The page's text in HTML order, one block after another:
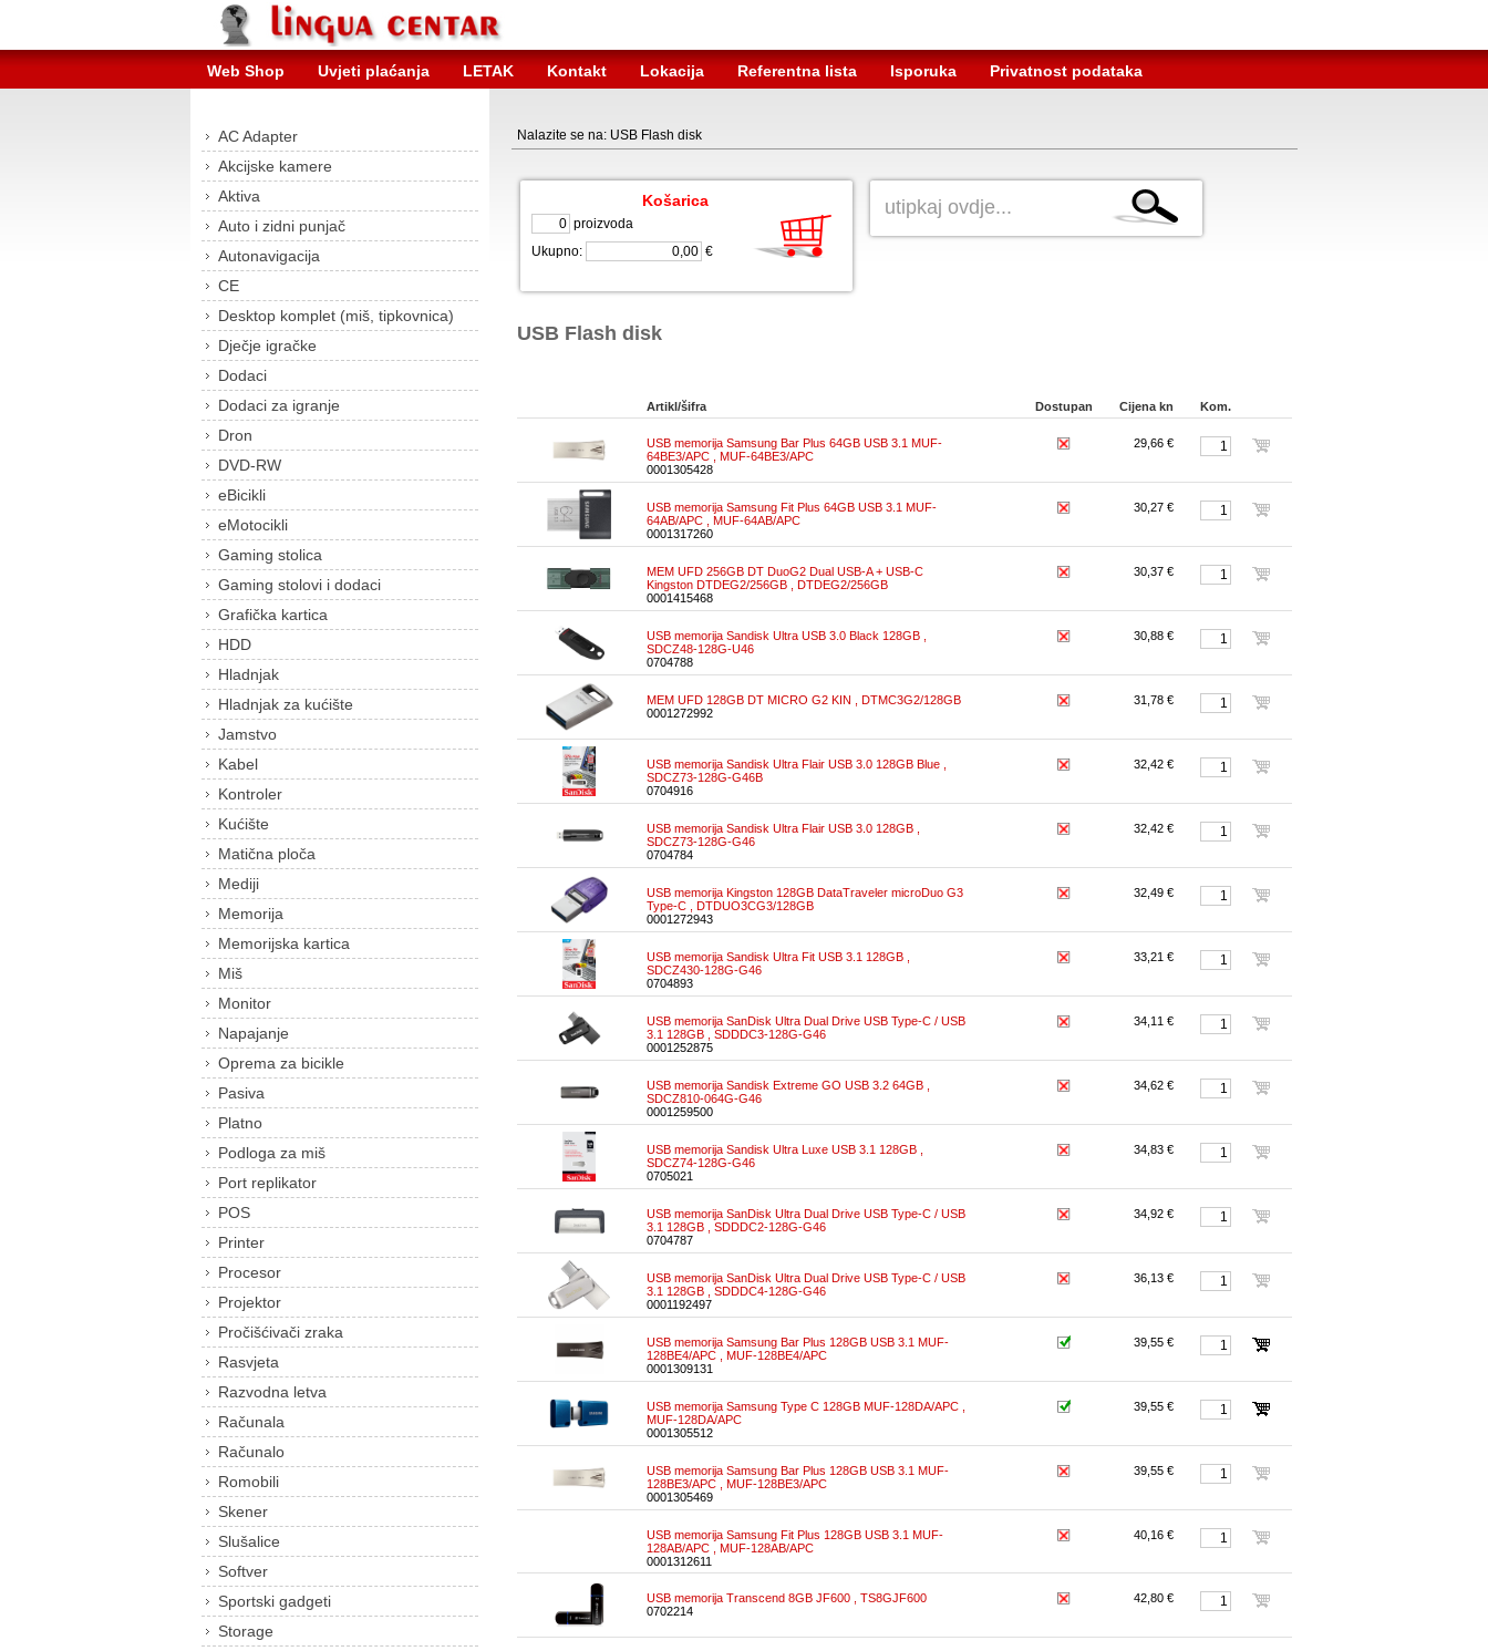
Web Shop Uvjeti plaćanja LETAK Kontakt Lokacija Referentna lista Isporuka Privatnost podataka
AC Adapter
Akcijske kamere
Aktiva
Auto i zidni punjač
Autonavigacija
CE
Desktop komplet (miš, tipkovnica)
Dječje igračke
Dodaci
Dodaci za igranje
Dron
DVD-RW
eBicikli
eMotocikli
Gaming stolica
Gaming stolovi i dodaci
Grafička kartica
HDD
Hladnjak
Hladnjak za kućište
Jamstvo
Kabel
Kontroler
Kućište
Matična ploča
Mediji
Memorija
Memorijska kartica
Miš
Monitor
Napajanje
Oprema za bicikle
Pasiva
Platno
Podloga za miš
Port replikator
POS
Printer
Procesor
Projektor
Pročišćivači zraka
Rasvjeta
Razvodna letva
Računala
Računalo
Romobili
Skener
Slušalice
Softver
Sportski gadgeti
Storage
Nalazite se na: USB Flash disk
Košarica
proizvoda
Ukupno:
€
USB Flash disk
Artikl/šifra Dostupan Cijena kn Kom.
USB memorija Samsung Bar Plus 64GB USB 3.1 MUF-
64BE3/APC , MUF-64BE3/APC
0001305428
29,66 €
USB memorija Samsung Fit Plus 64GB USB 3.1 MUF-
64AB/APC , MUF-64AB/APC
0001317260
30,27 €
MEM UFD 256GB DT DuoG2 Dual USB-A + USB-C
Kingston DTDEG2/256GB , DTDEG2/256GB
0001415468
30,37 €
USB memorija Sandisk Ultra USB 3.0 Black 128GB ,
SDCZ48-128G-U46
0704788
30,88 €
MEM UFD 128GB DT MICRO G2 KIN , DTMC3G2/128GB
0001272992
31,78 €
USB memorija Sandisk Ultra Flair USB 3.0 128GB Blue ,
SDCZ73-128G-G46B
0704916
32,42 €
USB memorija Sandisk Ultra Flair USB 3.0 128GB ,
SDCZ73-128G-G46
0704784
32,42 €
USB memorija Kingston 128GB DataTraveler microDuo G3
Type-C , DTDUO3CG3/128GB
0001272943
32,49 €
USB memorija Sandisk Ultra Fit USB 3.1 128GB ,
SDCZ430-128G-G46
0704893
33,21 €
USB memorija SanDisk Ultra Dual Drive USB Type-C / USB
3.1 128GB , SDDDC3-128G-G46
0001252875
34,11 €
USB memorija Sandisk Extreme GO USB 3.2 64GB ,
SDCZ810-064G-G46
0001259500
34,62 €
USB memorija Sandisk Ultra Luxe USB 3.1 128GB ,
SDCZ74-128G-G46
0705021
34,83 €
USB memorija SanDisk Ultra Dual Drive USB Type-C / USB
3.1 128GB , SDDDC2-128G-G46
0704787
34,92 €
USB memorija SanDisk Ultra Dual Drive USB Type-C / USB
3.1 128GB , SDDDC4-128G-G46
0001192497
36,13 €
USB memorija Samsung Bar Plus 128GB USB 3.1 MUF-
128BE4/APC , MUF-128BE4/APC
0001309131
39,55 €
USB memorija Samsung Type C 128GB MUF-128DA/APC ,
MUF-128DA/APC
0001305512
39,55 €
USB memorija Samsung Bar Plus 128GB USB 3.1 MUF-
128BE3/APC , MUF-128BE3/APC
0001305469
39,55 €
USB memorija Samsung Fit Plus 128GB USB 3.1 MUF-
128AB/APC , MUF-128AB/APC
0001312611
40,16 €
USB memorija Transcend 8GB JF600 , TS8GJF600
0702214
42,80 €